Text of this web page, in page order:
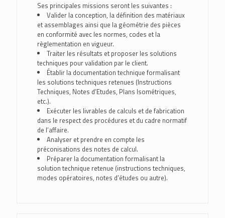
Ses principales missions seront les suivantes :
Valider la conception, la définition des matériaux
et assemblages ainsi que la géométrie des pièces
en conformité avec les normes, codes et la
règlementation en vigueur.
Traiter les résultats et proposer les solutions
techniques pour validation par le client.
Établir la documentation technique formalisant
les solutions techniques retenues (Instructions
Techniques, Notes d’Etudes, Plans Isométriques,
etc.).
Exécuter les livrables de calculs et de fabrication
dans le respect des procédures et du cadre normatif
de l’affaire.
Analyser et prendre en compte les
préconisations des notes de calcul.
Préparer la documentation formalisant la
solution technique retenue (instructions techniques,
modes opératoires, notes d’études ou autre).